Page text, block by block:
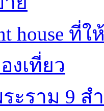
house
งเที่ยว
ะราม 9 ส